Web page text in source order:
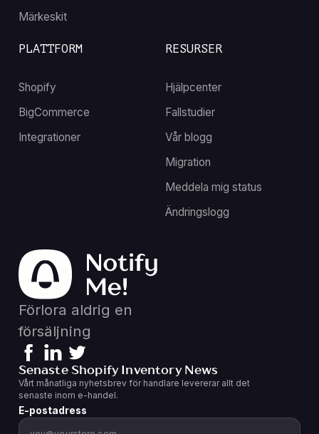
Märkeskit
RESURSER
Hjälpcenter
Fallstudier
Vår blogg
Migration
Meddela mig status
Ändringslogg
PLATTFORM
Shopify
BigCommerce
Integrationer
Förlora aldrig en
försäljning
Senaste Shopify Inventory News
Vårt månatliga nyhetsbrev för handlare levererar allt det
senaste inom e-handel.
E-postadress